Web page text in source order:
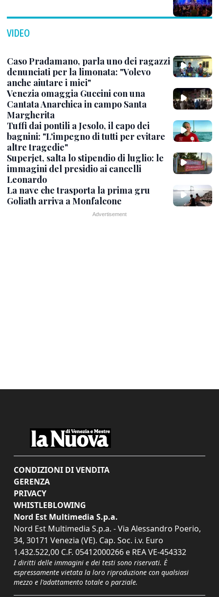
VIDEO
Caso Pradamano, parla uno dei ragazzi
denunciati per la limonata: "Volevo
anche aiutare i miei"
Venezia omaggia Guccini con una
Cantata Anarchica in campo Santa
Margherita
Tuffi dai pontili a Jesolo, il capo dei
bagnini: "L'impegno di tutti per evitare
altre tragedie"
Superjet, salta lo stipendio di luglio: le
immagini del presidio ai cancelli
Leonardo
La nave che trasporta la prima gru
Goliath arriva a Monfalcone
CONDIZIONI DI VENDITA
GERENZA
PRIVACY
WHISTLEBLOWING
Nord Est Multimedia S.p.a.
Nord Est Multimedia S.p.a. - Via Alessandro Poerio,
34, 30171 Venezia (VE). Cap. Soc. i.v. Euro
1.432.522,00 C.F. 05412000266 e REA VE-454332
I diritti delle immagini e dei testi sono riservati. È
espressamente vietata la loro riproduzione con qualsiasi
mezzo e l'adattamento totale o parziale.